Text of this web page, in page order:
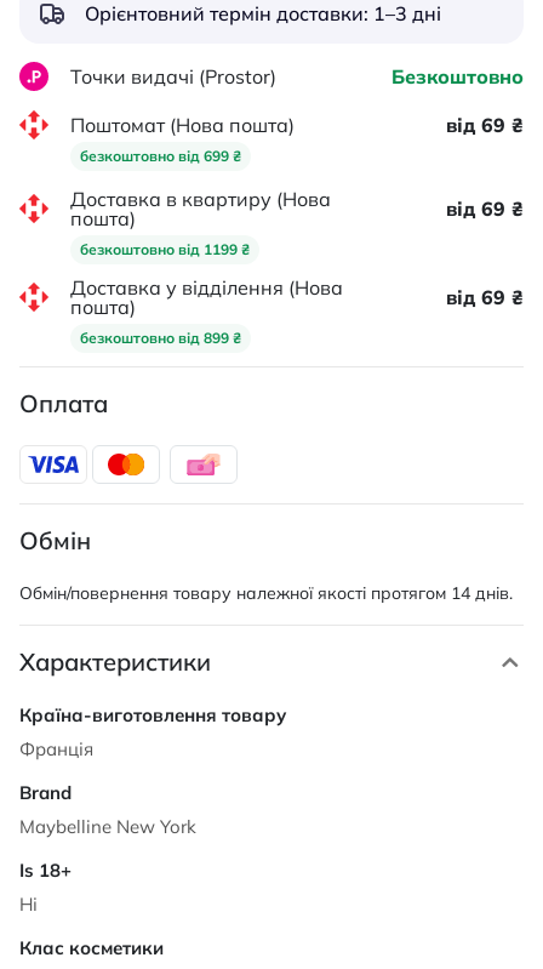
Орієнтовний термін доставки: 1–3 дні
Точки видачі (Prostor)
Безкоштовно
Поштомат (Нова пошта)
безкоштовно від 699 ₴
від 69 ₴
Доставка в квартиру (Нова
пошта)
безкоштовно від 1199 ₴
від 69 ₴
Доставка у відділення (Нова
пошта)
безкоштовно від 899 ₴
від 69 ₴
Оплата
Обмін
Обмін/повернення товару належної якості протягом 14 днів.
Характеристики
Характеристики
Франція
Maybelline New York
Ні